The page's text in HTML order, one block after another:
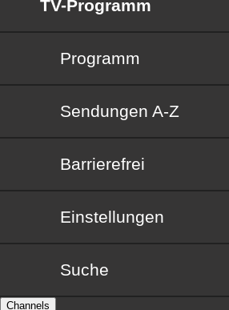
TV-Programm
Programm
Sendungen von A bis Z
Sendungen A-Z
Barrierefrei
Barrierefrei
Einstellungen
Suche
Channels